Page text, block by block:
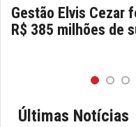
Gestão Elvis Cezar
R$ 385 milhões de
Últimas Notícias